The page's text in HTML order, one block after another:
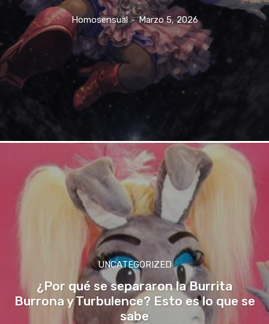
Homosensual - Marzo 5, 2026
UNCATEGORIZED
¿Por qué se separaron la Burrita
Burrona y Turbulence? Esto es lo que se
sabe